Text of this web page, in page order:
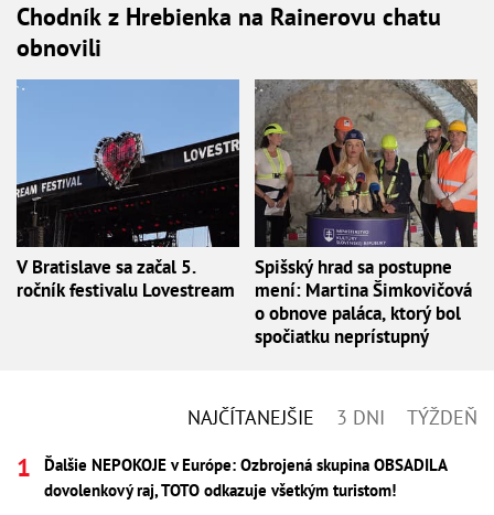
Chodník z Hrebienka na Rainerovu chatu
obnovili
V Bratislave sa začal 5.
ročník festivalu Lovestream
Spišský hrad sa postupne
mení: Martina Šimkovičová
o obnove paláca, ktorý bol
spočiatku neprístupný
NAJČÍTANEJŠIE 3 DNI TÝŽDEŇ
Ďalšie NEPOKOJE v Európe: Ozbrojená skupina OBSADILA
dovolenkový raj, TOTO odkazuje všetkým turistom!